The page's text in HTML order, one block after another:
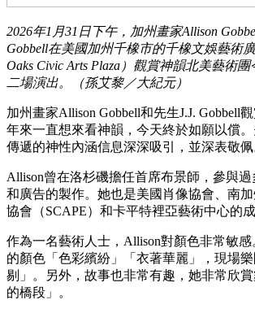
2026年1月31日下午，加州畫家Allison
Gobbell在美國加州千橡市的千橡文娛藝術
Oaks Civic Arts Plaza）觀賞神韻北美藝術
二場演出。（孫艾黎／大紀元）
加州畫家Allison Gobbell和先生J.J. Gobbell
年來一直想來看神韻，今天終於如願以償
傳遞的神性內涵信息深深吸引，並深表敬佩
Allison曾在洛杉磯擔任首席布景師，參與
和廣告的製作。她也是美國肖像協會、南
協會（SCAPE）和卡平特裡亞藝術中心的成
作為一名藝術人士，Allison對顏色非常敏
的顏色「色彩繽紛」「衣著華麗」，現場
剔」。另外，故事也非常有趣，她非常欣
的橋段」。